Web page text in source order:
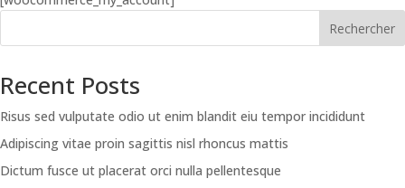
Rechercher
Recent Posts
Risus sed vulputate odio ut enim blandit eiu tempor incididunt
Adipiscing vitae proin sagittis nisl rhoncus mattis
Dictum fusce ut placerat orci nulla pellentesque